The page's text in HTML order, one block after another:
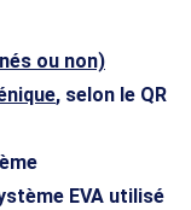
ou non)
, selon le QR
EVA utilisé